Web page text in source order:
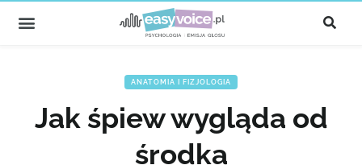
ANATOMIA I FIZJOLOGIA
Jak śpiew wygląda od
środka